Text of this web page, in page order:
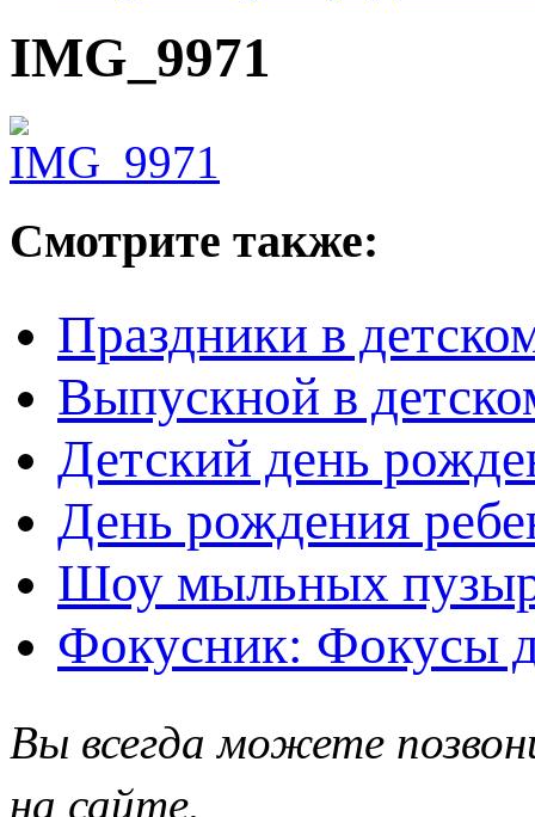
IMG_9971
Смотрите также:
Праздники в
Выпускной в
Детский день
День рождения
Шоу мыльных
Фокусник: Фокусы
Вы всегда можете
на сайте.